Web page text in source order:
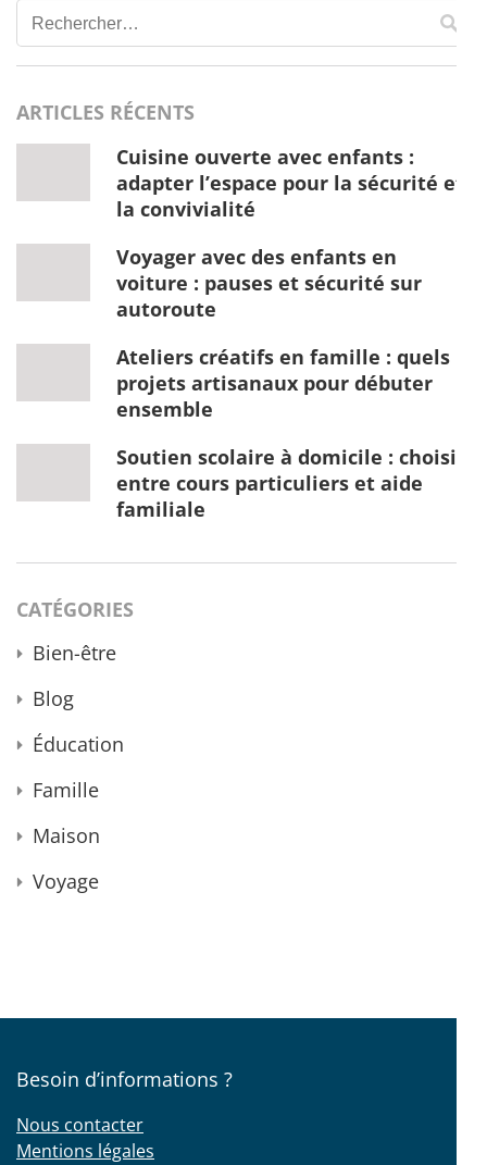
Rechercher :
ARTICLES RÉCENTS
Cuisine ouverte avec enfants :
adapter l’espace pour la sécurité et
la convivialité
Voyager avec des enfants en
voiture : pauses et sécurité sur
autoroute
Ateliers créatifs en famille : quels
projets artisanaux pour débuter
ensemble
Soutien scolaire à domicile : choisir
entre cours particuliers et aide
familiale
CATÉGORIES
Bien-être
Blog
Éducation
Famille
Maison
Voyage
Besoin d’informations ?
Nous contacter
Mentions légales